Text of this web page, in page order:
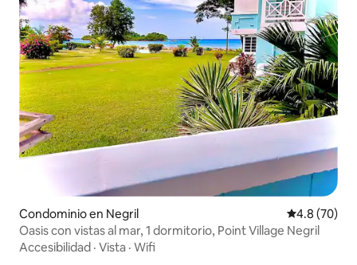
Condominio en Negril Calificación
4.8 (70)
Oasis con vistas al mar, 1 dormitorio, Point Village Negril
Accesibilidad · Vista · Wifi